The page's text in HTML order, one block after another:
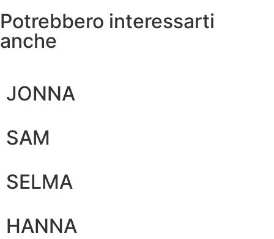
Potrebbero interessarti
anche
JONNA
SAM
SELMA
HANNA